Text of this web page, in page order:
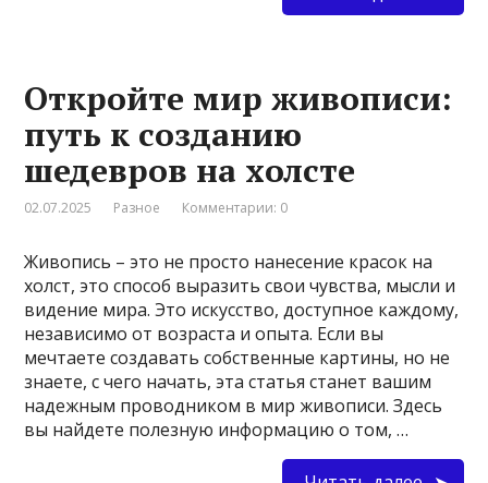
Откройте мир живописи:
путь к созданию
шедевров на холсте
02.07.2025 Разное Комментарии: 0
Живопись – это не просто нанесение красок на
холст, это способ выразить свои чувства, мысли и
видение мира. Это искусство, доступное каждому,
независимо от возраста и опыта. Если вы
мечтаете создавать собственные картины, но не
знаете, с чего начать, эта статья станет вашим
надежным проводником в мир живописи. Здесь
вы найдете полезную информацию о том, …